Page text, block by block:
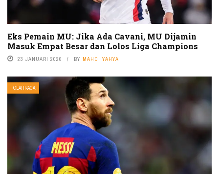
Eks Pemain MU: Jika Ada Cavani, MU Dijamin
Masuk Empat Besar dan Lolos Liga Champions
23 JANUARI 2020 BY MAHDI YAHYA
OLAHRAGA